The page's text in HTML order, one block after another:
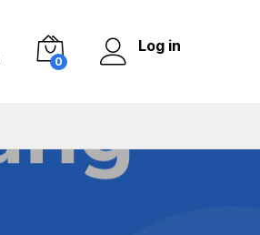
0
Log in